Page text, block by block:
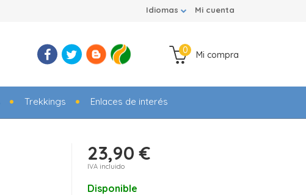
Mi cuenta
Idiomas
Mi compra
0
Trekkings Enlaces de interés
23,90 €
IVA incluido
Disponible